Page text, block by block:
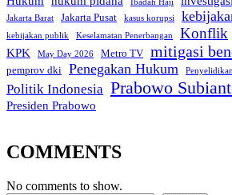
Ibadah Haji
Jakarta Barat Jakarta Pusat kasus korupsi
kebijakan publik Keselamatan Penerbangan Konflik
KPK May Day 2026 Metro TV mitigasi
pemprov dki Penegakan Hukum
Politik Indonesia Prabowo
Presiden Prabowo
COMMENTS
No comments to show.